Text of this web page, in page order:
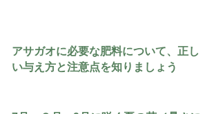
アサガオに必要な肥料について、正し
い与え方と注意点を知りましょう